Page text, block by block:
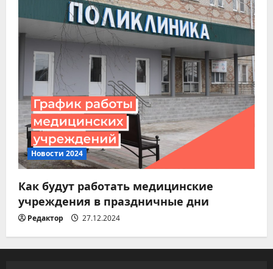
Новости 2024
Как будут работать медицинские
учреждения в праздничные дни
Редактор 27.12.2024